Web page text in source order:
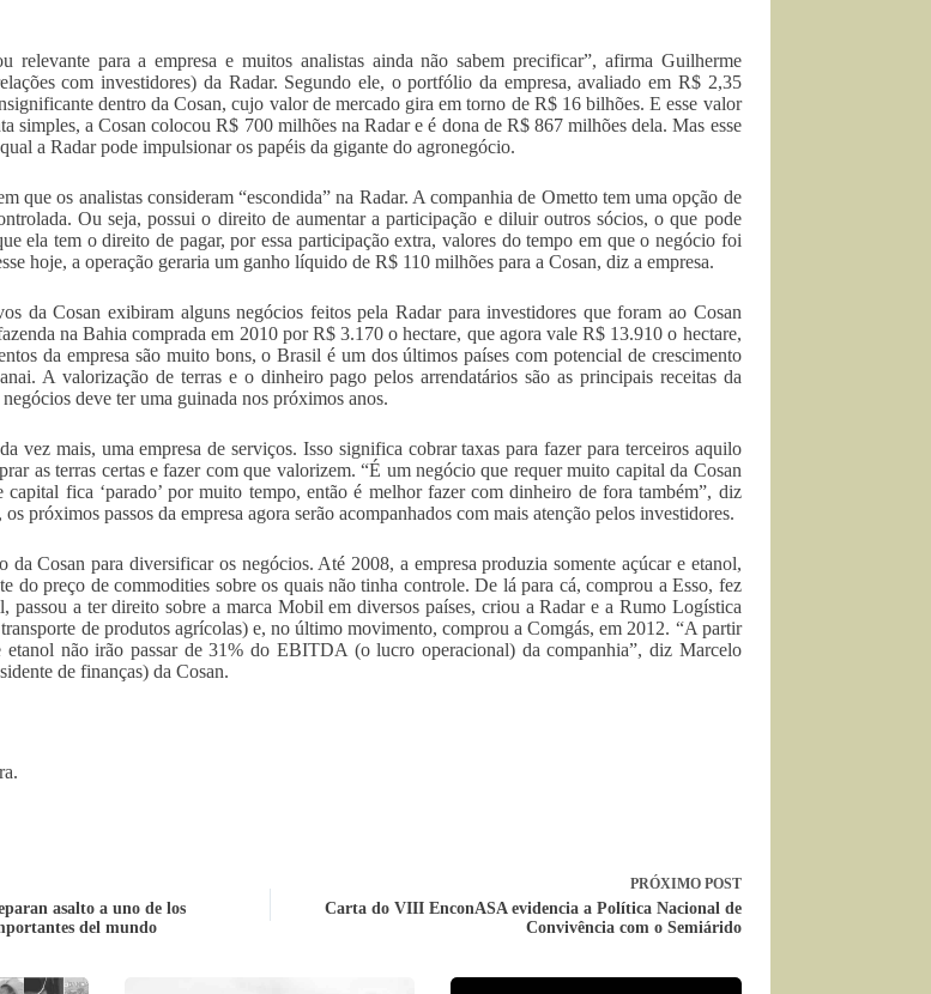
relevante para a empresa e muitos analistas ainda não sabem precificar”, afirma Guilherme
com investidores) da Radar. Segundo ele, o portfólio da empresa, avaliado em R$ 2,35
dentro da Cosan, cujo valor de mercado gira em torno de R$ 16 bilhões. E esse valor
simples, a Cosan colocou R$ 700 milhões na Radar e é dona de R$ 867 milhões dela. Mas esse
a Radar pode impulsionar os papéis da gigante do agronegócio.
que os analistas consideram “escondida” na Radar. A companhia de Ometto tem uma opção de
Ou seja, possui o direito de aumentar a participação e diluir outros sócios, o que pode
ela tem o direito de pagar, por essa participação extra, valores do tempo em que o negócio foi
hoje, a operação geraria um ganho líquido de R$ 110 milhões para a Cosan, diz a empresa.
da Cosan exibiram alguns negócios feitos pela Radar para investidores que foram ao Cosan
na Bahia comprada em 2010 por R$ 3.170 o hectare, que agora vale R$ 13.910 o hectare,
da empresa são muito bons, o Brasil é um dos últimos países com potencial de crescimento
A valorização de terras e o dinheiro pago pelos arrendatários são as principais receitas da
deve ter uma guinada nos próximos anos.
vez mais, uma empresa de serviços. Isso significa cobrar taxas para fazer para terceiros aquilo
as terras certas e fazer com que valorizem. “É um negócio que requer muito capital da Cosan
capital fica ‘parado’ por muito tempo, então é melhor fazer com dinheiro de fora também”, diz
próximos passos da empresa agora serão acompanhados com mais atenção pelos investidores.
da Cosan para diversificar os negócios. Até 2008, a empresa produzia somente açúcar e etanol,
do preço de commodities sobre os quais não tinha controle. De lá para cá, comprou a Esso, fez
passou a ter direito sobre a marca Mobil em diversos países, criou a Radar e a Rumo Logística
de produtos agrícolas) e, no último movimento, comprou a Comgás, em 2012. “A partir
etanol não irão passar de 31% do EBITDA (o lucro operacional) da companhia”, diz Marcelo
de finanças) da Cosan.
asalto a uno de los
del mundo
PRÓXIMO POST
Carta do VIII EnconASA evidencia a Política Nacional de
Convivência com o Semiárido